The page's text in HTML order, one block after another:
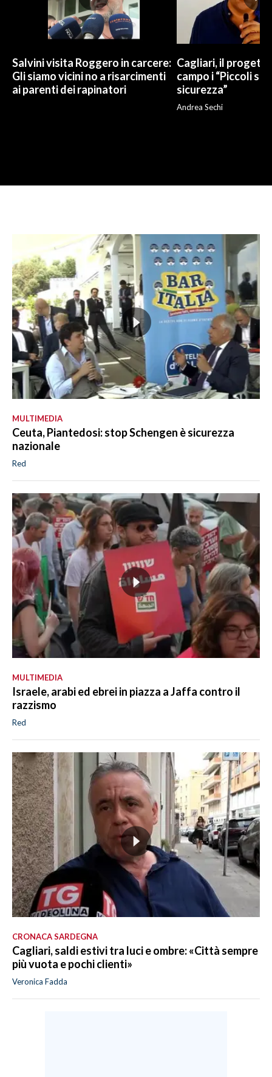
Salvini visita Roggero in carcere:
Gli siamo vicini no a risarcimenti
ai parenti dei rapinatori
Cagliari, il
campo i “Piccoli
sicurezza”
Andrea Sechi
MULTIMEDIA
Ceuta, Piantedosi: stop Schengen è sicurezza
nazionale
Red
MULTIMEDIA
Israele, arabi ed ebrei in piazza a Jaffa contro il
razzismo
Red
CRONACA SARDEGNA
Cagliari, saldi estivi tra luci e ombre: «Città sempre
più vuota e pochi clienti»
Veronica Fadda